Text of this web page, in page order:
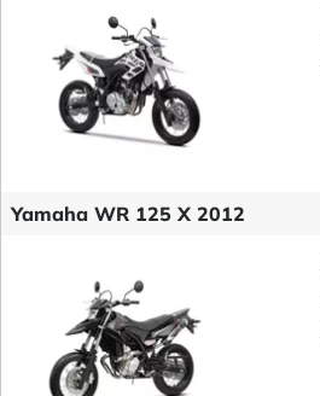
Yamaha WR 125 X 2012